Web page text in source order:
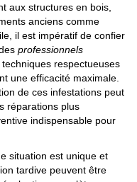
aux structures en bois,
anciens comme
il est impératif de confier
professionnels
respectueuses
une efficacité maximale.
de ces infestations peut
réparations plus
indispensable pour
situation est unique et
tardive peuvent être